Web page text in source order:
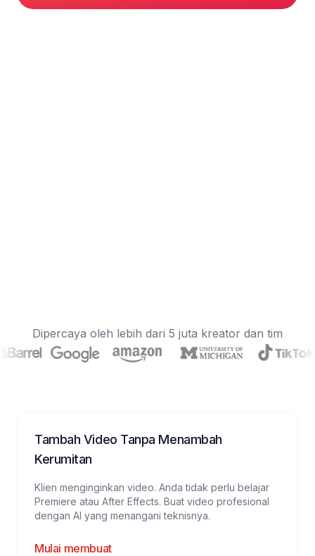
Dipercaya oleh lebih dari 5 juta kreator dan tim
Tambah Video Tanpa Menambah
Kerumitan
Klien menginginkan video. Anda tidak perlu belajar
Premiere atau After Effects. Buat video profesional
dengan AI yang menangani teknisnya.
Mulai membuat